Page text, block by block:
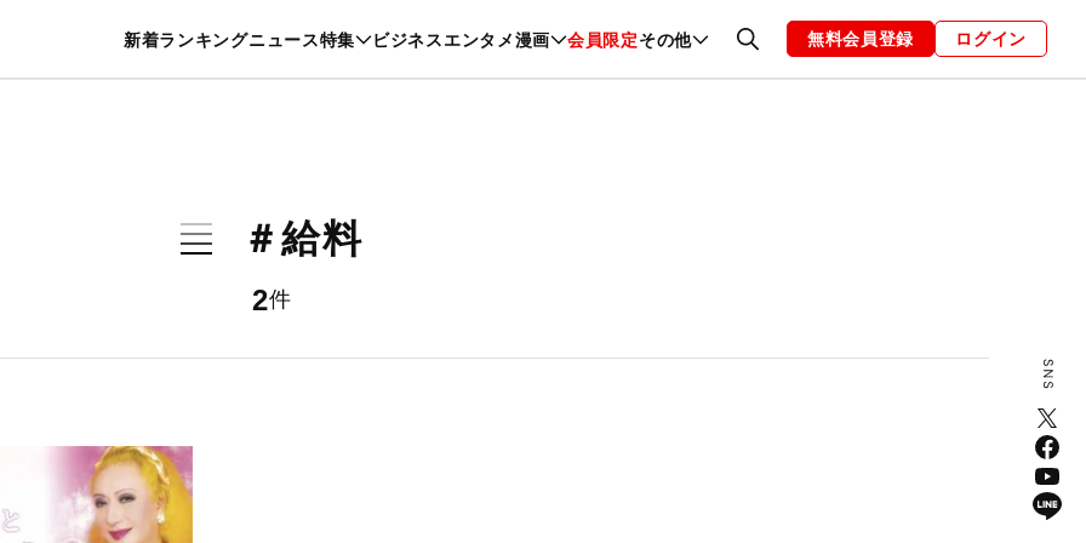
新着ランキングニュース特集 ビジネスエンタメ漫画 会員限定その他
暮らし スポーツ ヘルスケア 美容 グルメ ファッション 恋愛・結婚 編集部 お知らせ
無料会員登録 ログイン
＃給料
2件